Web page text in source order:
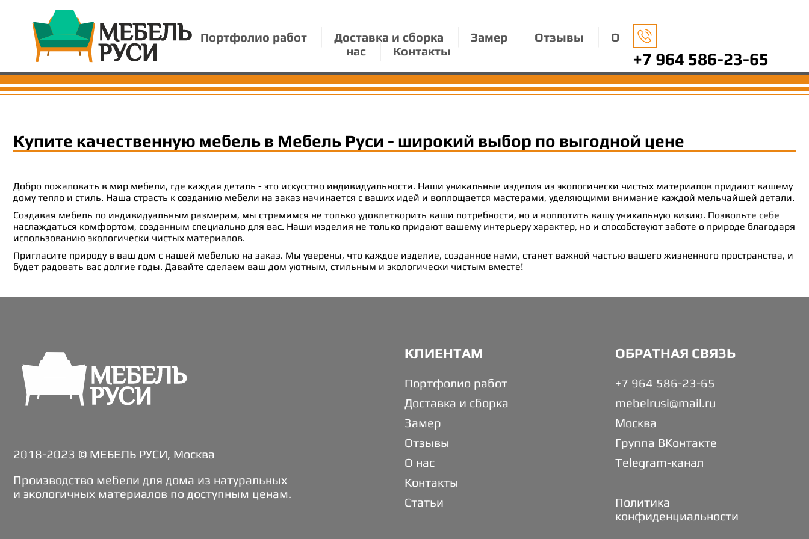
Портфолио работ Доставка и сборка Замер Отзывы
О
нас
Контакты +7 964 586-23-65
Купите качественную мебель в Мебель Руси - широкий выбор по выгодной цене
Добро пожаловать в мир мебели, где каждая деталь - это искусство индивидуальности. Наши уникальные изделия из экологически чистых материалов придают вашему
дому тепло и стиль. Наша страсть к созданию мебели на заказ начинается с ваших идей и воплощается мастерами, уделяющими внимание каждой мельчайшей детали.
Создавая мебель по индивидуальным размерам, мы стремимся не только удовлетворить ваши потребности, но и воплотить вашу уникальную визию. Позвольте себе
наслаждаться комфортом, созданным специально для вас. Наши изделия не только придают вашему интерьеру характер, но и способствуют заботе о природе благодаря
использованию экологически чистых материалов.
Пригласите природу в ваш дом с нашей мебелью на заказ. Мы уверены, что каждое изделие, созданное нами, станет важной частью вашего жизненного пространства, и
будет радовать вас долгие годы. Давайте сделаем ваш дом уютным, стильным и экологически чистым вместе!
2018-2023 © МЕБЕЛЬ РУСИ, Москва
Производство мебели для дома из натуральных
и экологичных материалов по доступным ценам.
КЛИЕНТАМ
Портфолио работ
Доставка и сборка
Замер
Отзывы
О нас
Контакты
Статьи
ОБРАТНАЯ СВЯЗЬ
+7 964 586-23-65
mebelrusi@mail.ru
Москва
Группа ВКонтакте
Telegram-канал
Политика
конфиденциальности